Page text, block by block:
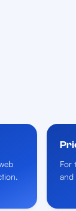
For
and